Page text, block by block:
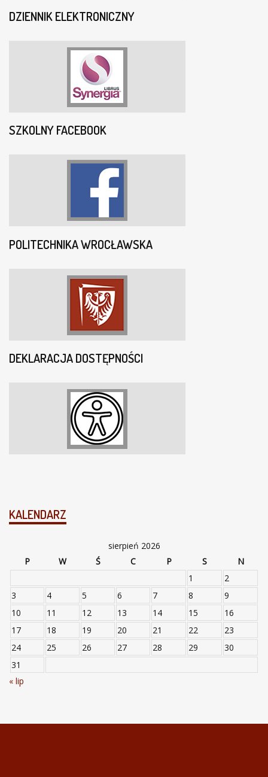
DZIENNIK ELEKTRONICZNY
SZKOLNY FACEBOOK
POLITECHNIKA WROCŁAWSKA
DEKLARACJA DOSTĘPNOŚCI
KALENDARZ
sierpień 2026
P
W Ś C P S
N
1
2
3
4 5 6 7 8
9
10
11 12 13 14 15
16
17
18 19 20 21 22
23
24
25 26 27 28 29
30
31
« lip